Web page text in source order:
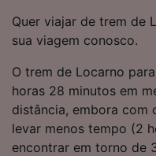
Quer viajar de trem de
sua viagem conosco.
O trem de Locarno
horas 28 minutos em
distância, embora com
levar menos tempo (2
encontrar em torno de